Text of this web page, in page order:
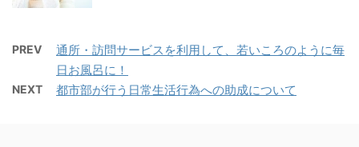
PREV
通所・訪問サービスを利用して、若いころのように毎
日お風呂に！
NEXT 都市部が行う日常生活行為への助成について